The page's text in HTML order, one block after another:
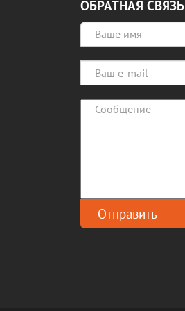
ОБРАТНАЯ СВЯЗЬ